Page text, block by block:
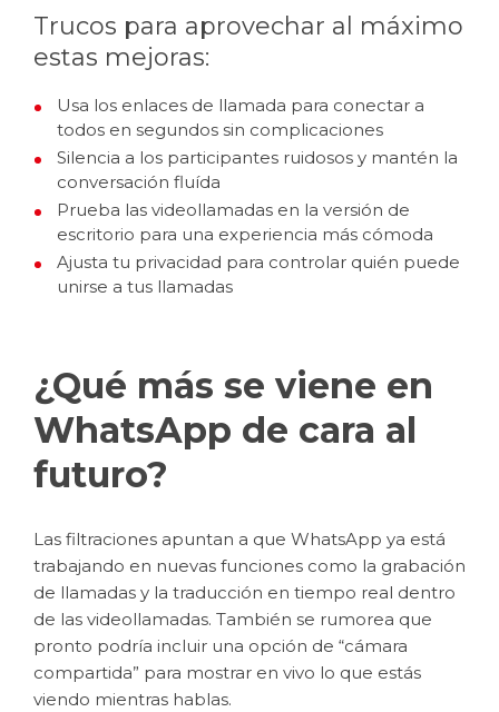
Trucos para aprovechar al máximo
estas mejoras:
Usa los enlaces de llamada para conectar a
todos en segundos sin complicaciones
Silencia a los participantes ruidosos y mantén la
conversación fluída
Prueba las videollamadas en la versión de
escritorio para una experiencia más cómoda
Ajusta tu privacidad para controlar quién puede
unirse a tus llamadas
¿Qué más se viene en
WhatsApp de cara al
futuro?
Las filtraciones apuntan a que WhatsApp ya está
trabajando en nuevas funciones como la grabación
de llamadas y la traducción en tiempo real dentro
de las videollamadas. También se rumorea que
pronto podría incluir una opción de “cámara
compartida” para mostrar en vivo lo que estás
viendo mientras hablas.